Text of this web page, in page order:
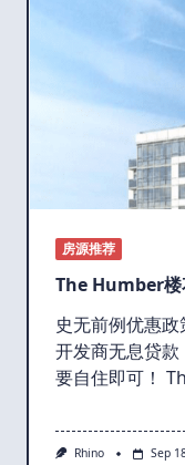
房源推荐
The Humber楼
史无前例优惠政
开发商无息贷
要自住即可！
Rhino Sep